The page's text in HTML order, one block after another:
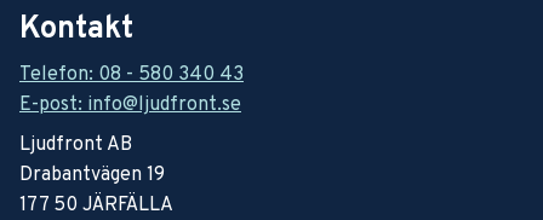
Kontakt
Telefon: 08 - 580 340 43
E-post: info@ljudfront.se
Ljudfront AB
Drabantvägen 19
177 50 JÄRFÄLLA